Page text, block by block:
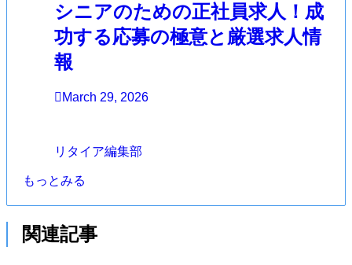
シニアのための正社員求人！成
功する応募の極意と厳選求人情
報
March 29, 2026
リタイア編集部
もっとみる
関連記事